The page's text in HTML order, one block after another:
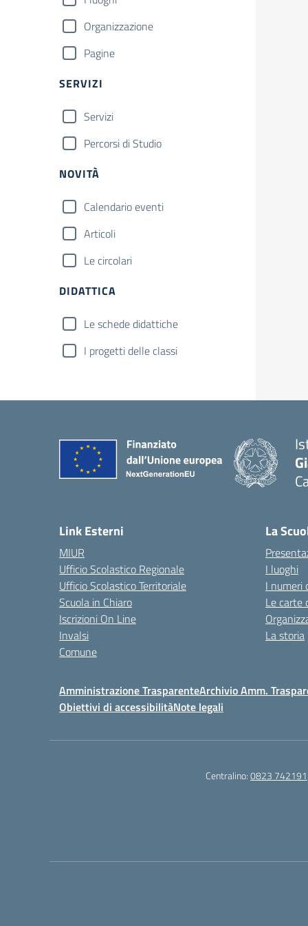
Organizzazione
Pagine
SERVIZI
Servizi
Percorsi di Studio
NOVITÀ
Calendario eventi
Articoli
Le circolari
DIDATTICA
Le schede didattiche
I progetti delle classi
Link Esterni
MIUR
Ufficio Scolastico Regionale
Ufficio Scolastico Territoriale
Scuola in Chiaro
Iscrizioni On Line
Invalsi
Comune
La
I luoghi
I numeri
Le carte
La storia
Amministrazione TrasparenteArchivio Amm.
Obiettivi di accessibilitàNote legali
Centralino:0823 742191